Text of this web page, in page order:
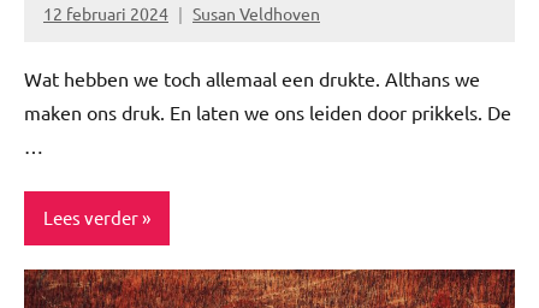
12 februari 2024 Susan Veldhoven
Geen
Wat hebben we toch allemaal een drukte. Althans we
maken ons druk. En laten we ons leiden door prikkels. De
Lees verder
Blog